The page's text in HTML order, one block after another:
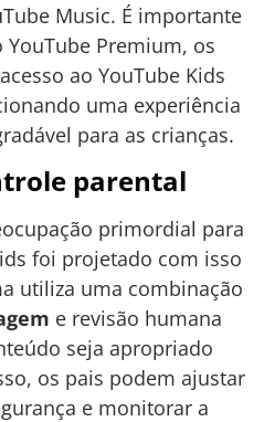
Music. É importante
Premium, os
ao YouTube Kids
uma experiência
para as crianças.
parental
primordial para
foi projetado com isso
utiliza uma combinação
e revisão humana
seja apropriado
os pais podem ajustar
e monitorar a